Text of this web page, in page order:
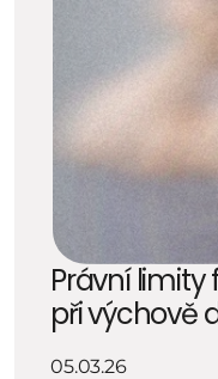
Právní limity
při výchově
05.03.26